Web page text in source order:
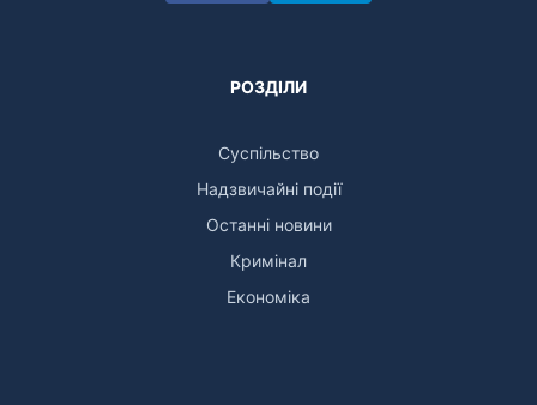
РОЗДІЛИ
Суспільство
Надзвичайні події
Останні новини
Кримінал
Економіка